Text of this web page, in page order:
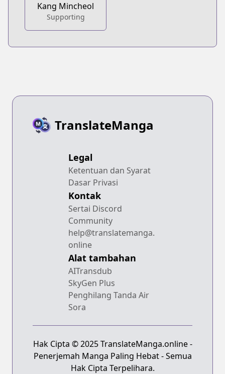
Kang Mincheol
Supporting
TranslateManga
Legal
Ketentuan dan Syarat
Dasar Privasi
Kontak
Sertai Discord
Community
help@translatemanga.
online
Alat tambahan
AITransdub
SkyGen Plus
Penghilang Tanda Air
Sora
Hak Cipta © 2025 TranslateManga.online -
Penerjemah Manga Paling Hebat - Semua
Hak Cipta Terpelihara.